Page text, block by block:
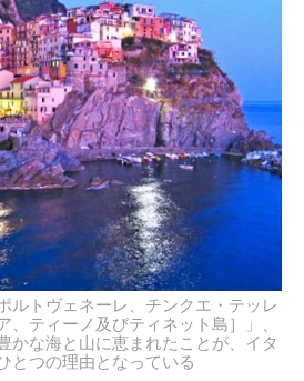
ルトヴェネーレ、チンクエ・テッレ
、ティーノ及びティネット島］」、
かな海と山に恵まれたことが、イタ
とつの理由となっている